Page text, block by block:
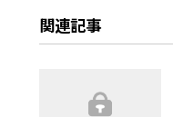
関連記事